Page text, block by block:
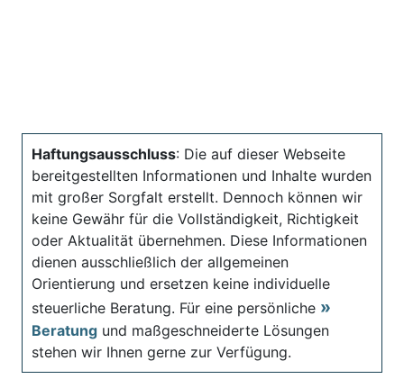
Haftungsausschluss: Die auf dieser Webseite
bereitgestellten Informationen und Inhalte wurden
mit großer Sorgfalt erstellt. Dennoch können wir
keine Gewähr für die Vollständigkeit, Richtigkeit
oder Aktualität übernehmen. Diese Informationen
dienen ausschließlich der allgemeinen
Orientierung und ersetzen keine individuelle
steuerliche Beratung. Für eine persönliche
Beratung und maßgeschneiderte Lösungen
stehen wir Ihnen gerne zur Verfügung.